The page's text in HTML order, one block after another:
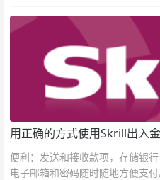
用正确的方式使用Skrill出入金
便利：发送和接收款项，存储银
电子邮箱和密码随时随地方便支